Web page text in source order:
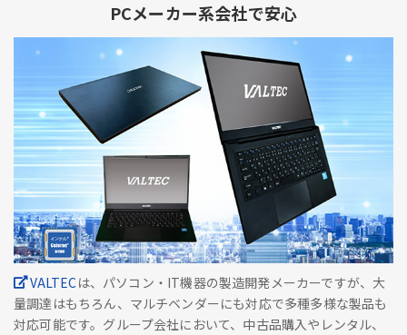
PCメーカー系会社で安心
VALTECは、パソコン・IT機器の製造開発メーカーですが、大
量調達はもちろん、マルチベンダーにも対応で多種多様な製品も
対応可能です。グループ会社において、中古品購入やレンタル、